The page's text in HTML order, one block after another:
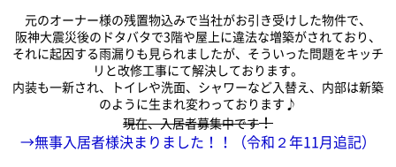
元のオーナー様の残置物込みで当社がお引き受けした物件で、
阪神大震災後のドタバタで3階や屋上に違法な増築がされており、
それに起因する雨漏りも見られましたが、そういった問題をキッチ
リと改修工事にて解決しております。
内装も一新され、トイレや洗面、シャワーなど入替え、内部は新築
のように生まれ変わっております♪
現在、入居者募集中です！
→無事入居者様決まりました！！（令和２年11月追記）